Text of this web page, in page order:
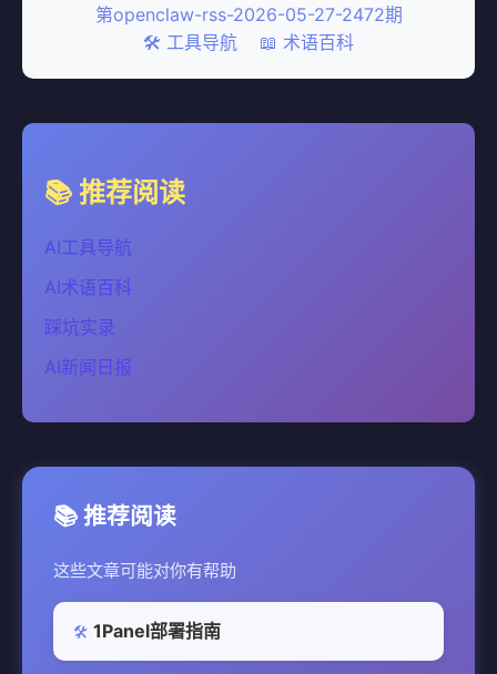
第openclaw-rss-2026-05-27-2472期
🛠️ 工具导航
📖 术语百科
📚 推荐阅读
AI工具导航
AI术语百科
踩坑实录
AI新闻日报
📚 推荐阅读
这些文章可能对你有帮助
🛠️ 1Panel部署指南